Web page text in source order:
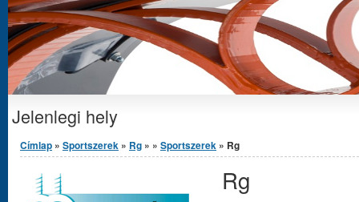
Jelenlegi hely
Címlap » Sportszerek » Rg » » Sportszerek » Rg
Rg